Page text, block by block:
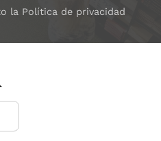
la Política de privacidad